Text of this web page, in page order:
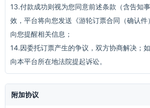
13.付款成功则视为您同意前述条款（含告知
效，平台将向您发送《游轮订票合同（确认件
向您提醒相关信息；
14.因委托订票产生的争议，双方协商解决；
向本平台所在地法院提起诉讼。
附加协议